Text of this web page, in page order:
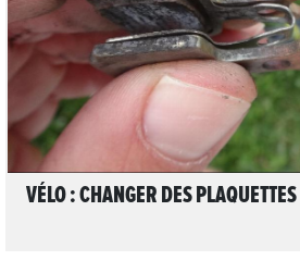
LIRE
VÉLO : CHANGER DES